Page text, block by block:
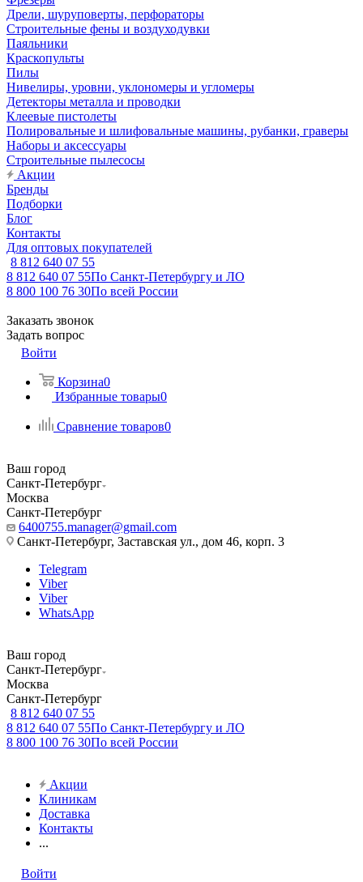
Дрели, шуруповерты, перфораторы
Строительные фены и воздуходувки
Паяльники
Краскопульты
Пилы
Нивелиры, уровни, уклономеры и угломеры
Детекторы металла и проводки
Клеевые пистолеты
Полировальные и шлифовальные машины, рубанки, граверы
Наборы и аксессуары
Строительные пылесосы
Акции
Бренды
Подборки
Блог
Контакты
Для оптовых покупателей
8 812 640 07 55
8 812 640 07 55По Санкт-Петербургу и ЛО
8 800 100 76 30По всей России
Заказать звонок
Задать вопрос
Войти
Корзина0
Избранные товары0
Сравнение товаров0
Ваш город
Санкт-Петербург
Москва
Санкт-Петербург
6400755.manager@gmail.com
Санкт-Петербург, Заставская ул., дом 46, корп. 3
Telegram
Viber
Viber
WhatsApp
Ваш город
Санкт-Петербург
Москва
Санкт-Петербург
8 812 640 07 55
8 812 640 07 55По Санкт-Петербургу и ЛО
8 800 100 76 30По всей России
Акции
Клиникам
Доставка
Контакты
...
Войти